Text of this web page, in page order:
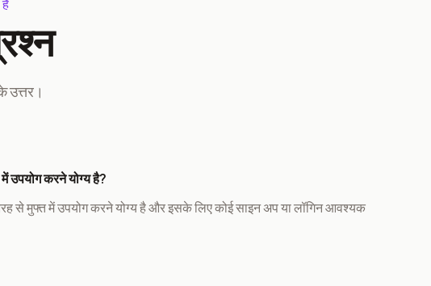
उत्तर।
उपयोग करने योग्य है?
से मुफ्त में उपयोग करने योग्य है और इसके लिए कोई साइन अप या लॉगिन आवश्यक